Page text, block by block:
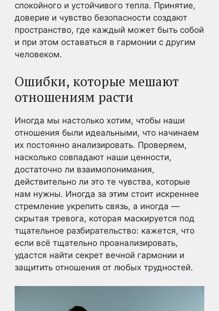
спокойного и устойчивого тепла. Принятие,
доверие и чувство безопасности создают
пространство, где каждый может быть собой
и при этом оставаться в гармонии с другим
человеком.
Ошибки, которые мешают
отношениям расти
Иногда мы настолько хотим, чтобы наши
отношения были идеальными, что начинаем
их постоянно анализировать. Проверяем,
насколько совпадают наши ценности,
достаточно ли взаимопонимания,
действительно ли это те чувства, которые
нам нужны. Иногда за этим стоит искреннее
стремление укрепить связь, а иногда —
скрытая тревога, которая маскируется под
тщательное разбирательство: кажется, что
если всё тщательно проанализировать,
удастся найти секрет вечной гармонии и
защитить отношения от любых трудностей.